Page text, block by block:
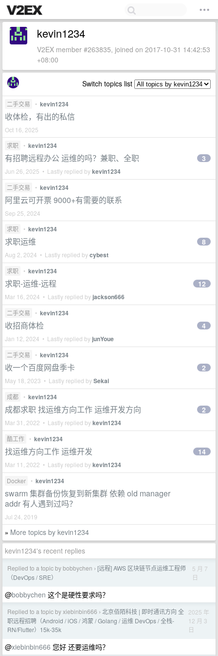
kevin1234
V2EX member #263835, joined on 2017-10-31 14:42:53
+08:00
Switch topics list
二手交易 • kevin1234
收体检，有出的私信
Oct 16, 2025
求职
• kevin1234
有招聘远程办公 运维的吗？兼职、全职
Jun 26, 2025 • Lastly replied bykevin1234
3
二手交易 • kevin1234
阿里云可开票 9000+有需要的联系
Sep 25, 2024
求职
• kevin1234
求职运维
Aug 2, 2024 • Lastly replied bycybest
8
求职 • kevin1234
求职-运维-远程
Mar 16, 2024 • Lastly replied by jackson666
12
二手交易 • kevin1234
收招商体检
Jan 12, 2024 • Lastly replied by junYoue
4
二手交易 • kevin1234
收一个百度网盘季卡
May 18, 2023 • Lastly replied bySekai
2
成都 • kevin1234
成都求职 找运维方向工作 运维开发方向
Mar 31, 2022 • Lastly replied bykevin1234
2
酷工作 • kevin1234
找运维方向工作 运维开发
Mar 11, 2022 • Lastly replied bykevin1234
14
Docker • kevin1234
swarm 集群备份恢复到新集群 依赖 old manager
addr 有人遇到过吗？
Jul 24, 2019
» More topics by kevin1234
kevin1234's recent replies
Replied to a topic by bobbychen › [远程] AWS 区块链节点运维工程师
（DevOps / SRE）
5 月 7
日
@bobbychen 这个是硬性要求吗？
Replied to a topic by xiebinbin666 › 北京佰陌科技 | 即时通讯方向 全
职远程招聘（Android / iOS / 鸿蒙 / Golang / 运维 DevOps / 全栈-
RN/Flutter）15k-35k
2025 年
12 月 3
日
@xiebinbin666 您好 还要运维吗？